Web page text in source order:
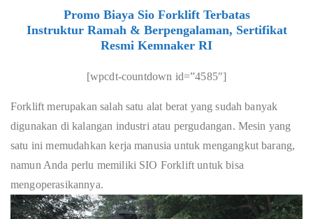
Promo Biaya Sio Forklift Terbatas
Instruktur Ramah & Berpengalaman, Sertifikat
Resmi Kemnaker RI
[wpcdt-countdown id=”4585″]
Forklift merupakan salah satu alat berat yang sudah banyak
digunakan di kalangan industri atau pergudangan. Mesin yang
satu ini memudahkan kerja manusia untuk mengangkut barang,
namun Anda perlu memiliki SIO Forklift untuk bisa
mengoperasikannya.